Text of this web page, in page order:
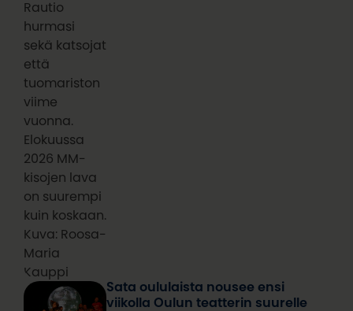
Rautio
hurmasi
sekä katsojat
että
tuomariston
viime
vuonna.
Elokuussa
2026 MM-
kisojen lava
on suurempi
kuin koskaan.
Kuva: Roosa-
Maria
Kauppi
Sata oululaista nousee ensi
viikolla Oulun teatterin suurelle